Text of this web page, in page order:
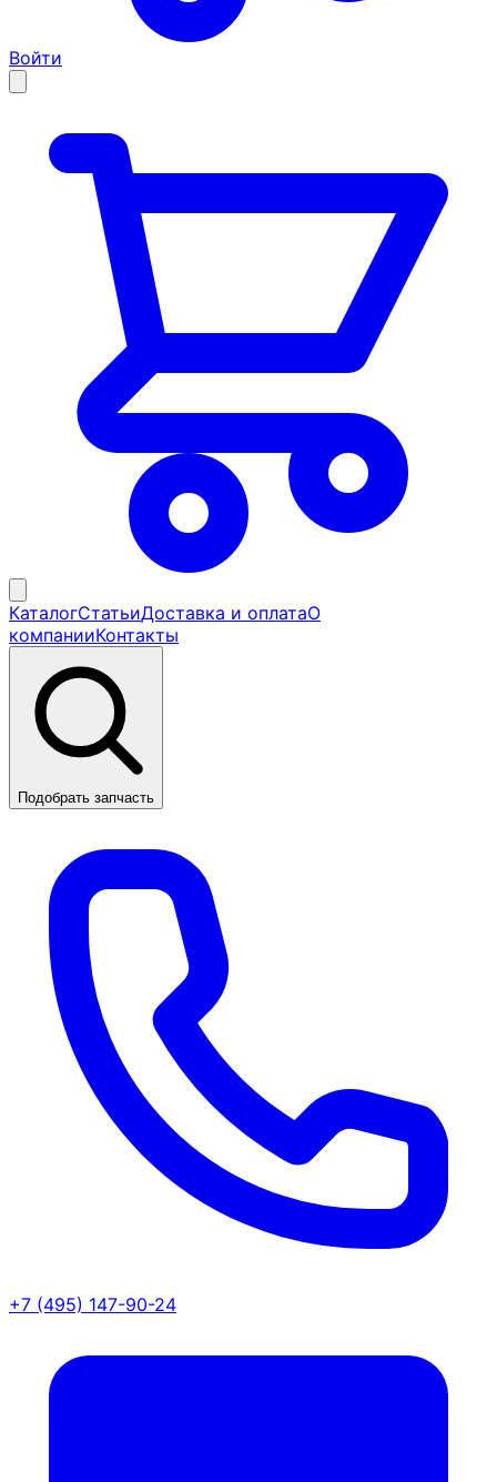
Войти
КаталогСтатьиДоставка и оплатаО
компанииКонтакты
Подобрать запчасть
+7 (495) 147-90-24